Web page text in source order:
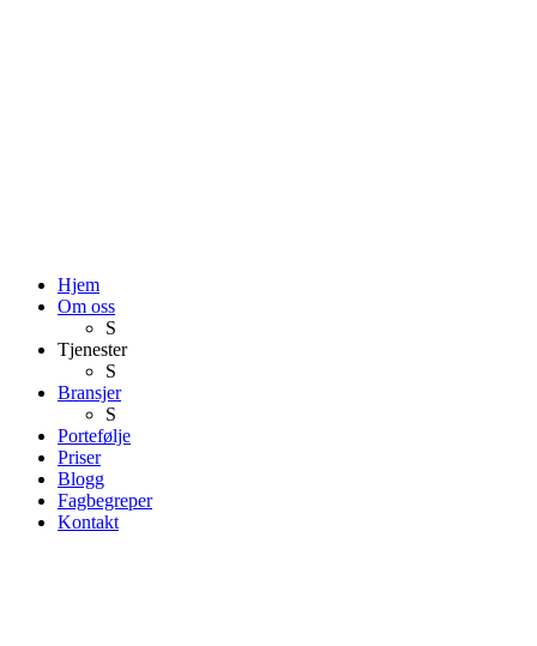
Hjem
Om oss
S
Tjenester
S
Bransjer
S
Portefølje
Priser
Blogg
Fagbegreper
Kontakt